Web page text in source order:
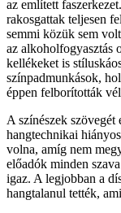
az említett
rakosgattak teljesen
semmi közük sem
az alkoholfogyasztás
kellékeket is
színpadmunkások,
éppen felborították
A színészek szövegét
hangtechnikai
volna, amíg nem
előadók minden
igaz. A legjobban a
hangtalanul tették,